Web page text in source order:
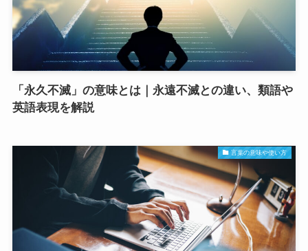
「永久不滅」の意味とは｜永遠不滅との違い、類語や
英語表現を解説
言葉の意味や使い方